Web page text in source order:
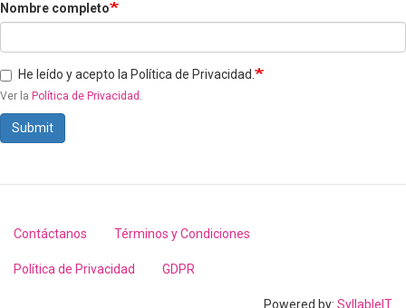
Nombre completo
He leído y acepto la Política de Privacidad.
Ver la Política de Privacidad .
Submit
Footer
menu
Contáctanos Términos y Condiciones
Política de Privacidad GDPR
Powered by: SyllableIT